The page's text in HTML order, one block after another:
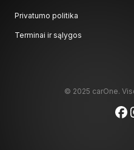
Privatumo politika
Terminai ir sąlygos
© 2025 carOne.